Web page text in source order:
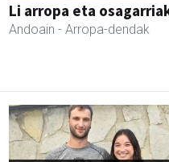
Li arropa eta
Andoain - Arropa-dendak